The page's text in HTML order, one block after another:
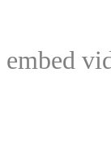
embed